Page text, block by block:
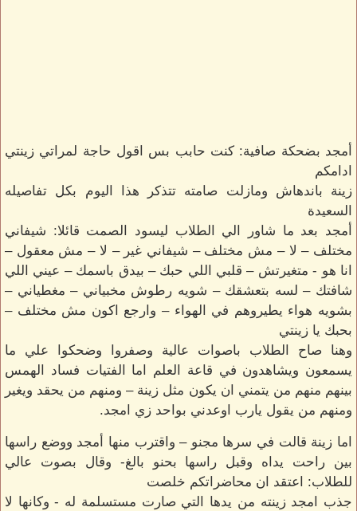
أمجد بضحكة صافية: كنت حابب بس اقول حاجة لمراتي زينتي
ادامكم
زينة باندهاش ومازلت صامته تتذكر هذا اليوم بكل تفاصيله
السعيدة
أمجد بعد ما شاور الي الطلاب ليسود الصمت قائلا: شيفاني
مختلف – لا – مش مختلف – شيفاني غير – لا – مش معقول –
انا هو - متغيرتش – قلبي اللي حبك – بيدق باسمك – عيني اللي
شافتك – لسه بتعشقك – شويه رطوش مخبياني – مغطياني –
بشويه هواء يطيروهم في الهواء – وارجع اكون مش مختلف –
بحبك يا زينتي
وهنا صاح الطلاب باصوات عالية وصفروا وضحكوا علي ما
يسمعون ويشاهدون في قاعة العلم اما الفتيات فساد الهمس
بينهم منهم من يتمني ان يكون مثل زينة – ومنهم من يحقد ويغير
ومنهم من يقول يارب اوعدني بواحد زي امجد.
اما زينة قالت في سرها مجنو – واقترب منها أمجد ووضع راسها
بين راحت يداه وقبل راسها بحنو بالغ- وقال بصوت عالي
للطلاب: اعتقد ان محاضراتكم خلصت
جذب امجد زينته من يدها التي صارت مستسلمة له - وكانها لا